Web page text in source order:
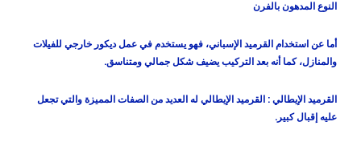
النوع المدهون بالفرن
أما عن استخدام القرميد الإسباني، فهو يستخدم في عمل ديكور خارجي للفيلات
والمنازل، كما أنه بعد التركيب يضيف شكل جمالي ومتناسق.
القرميد الإيطالي : القرميد الإيطالي له العديد من الصفات المميزة والتي تجعل
عليه إقبال كبير.